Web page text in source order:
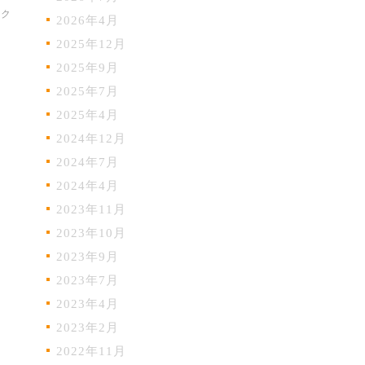
2026年4月
2025年12月
2025年9月
2025年7月
2025年4月
2024年12月
2024年7月
2024年4月
2023年11月
2023年10月
2023年9月
2023年7月
2023年4月
2023年2月
2022年11月